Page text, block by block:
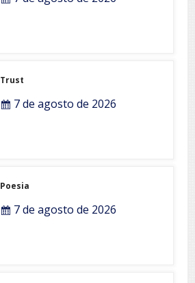
Trust
7 de agosto de 2026
Poesia
7 de agosto de 2026